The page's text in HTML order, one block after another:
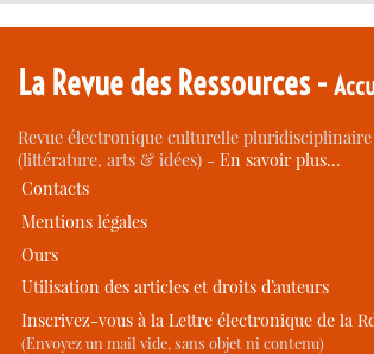
La Revue des Ressources -
Revue électronique culturelle pluridisciplinaire
(littérature, arts & idées) -En savoir plus…
Contacts
Mentions légales
Ours
Utilisation des articles et droits d’auteurs
Inscrivez-vous à la Lettre électronique de la
(Envoyez un mail vide, sans objet ni contenu)